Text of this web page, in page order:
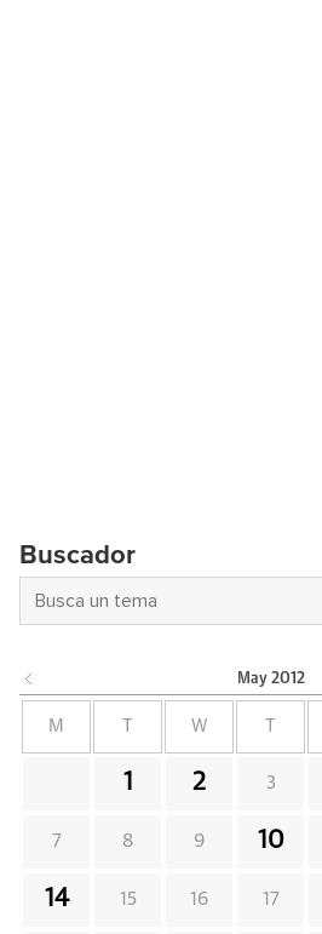
Buscador
May 2012
M W
1 2 3
7 8 9 10
14 15 16 17